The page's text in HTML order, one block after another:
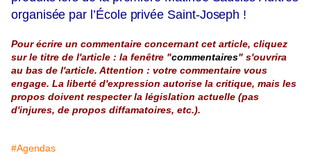
organisée par l’École privée Saint-Joseph !
Pour écrire un commentaire concernant cet article, cliquez
sur le titre de l'article : la fenêtre "commentaires" s'ouvrira
au bas de l'article. Attention : votre commentaire vous
engage. La liberté d'expression autorise la critique, mais les
propos doivent respecter la législation actuelle (pas
d'injures, de propos diffamatoires, etc.).
#Agendas